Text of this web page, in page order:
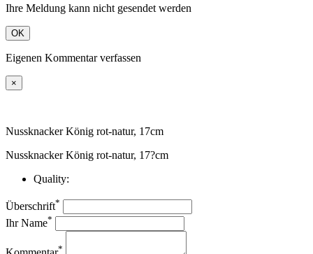
Ihre Meldung kann nicht gesendet werden
OK
Eigenen Kommentar verfassen
×
Nussknacker König rot-natur, 17cm
Nussknacker König rot-natur, 17?cm
Quality:
Überschrift*
Ihr Name*
*